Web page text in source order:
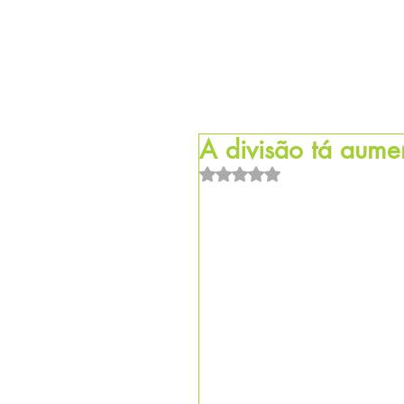
A divisão tá
Avaliado com NaN de 5